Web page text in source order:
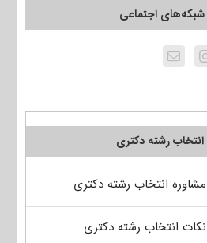
شبکه‌های اجتماعی
انتخاب رشته دکتری
مشاوره انتخاب رشته دکتری
نکات انتخاب رشته دکتری